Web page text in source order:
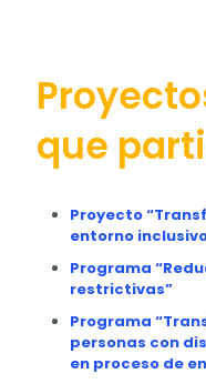
que
Proyecto
entorno
Programa
restrictivas”
Programa
personas con
en proceso de